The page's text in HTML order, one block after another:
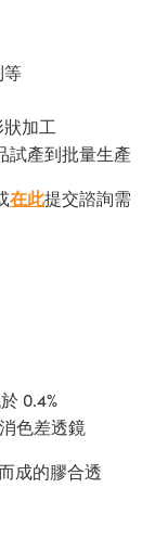
等
加工
試產到批量生產
在此提交諮詢需
0.4%
色差透鏡
成的膠合透